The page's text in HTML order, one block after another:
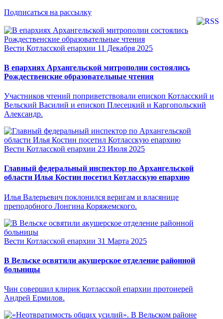
Подписаться на рассылку
Вести Котласской епархии 11 Декабря 2025
В епархиях Архангельской митрополии состоялись
Рождественские образовательные чтения
Участников чтений поприветствовали епископ Котласский и
Вельский Василий и епископ Плесецкий и Каргопольский
Александр.
Вести Котласской епархии 23 Июля 2025
Главный федеральный инспектор по Архангельской
области Илья Костин посетил Котласскую епархию
Илья Валерьевич поклонился веригам и власянице
преподобного Лонгина Коряжемского.
Вести Котласской епархии 31 Марта 2025
В Вельске освятили акушерское отделение районной
больницы
Чин совершил клирик Котласской епархии протоиерей
Андрей Ермилов.